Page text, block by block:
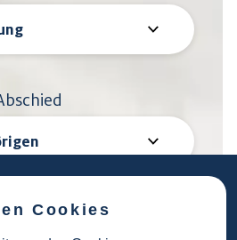
Cookies